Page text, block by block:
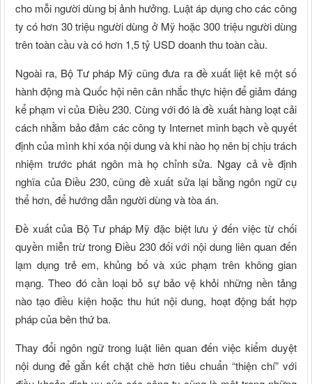
cho mỗi người dùng bị ảnh hưởng. Luật áp dụng cho các công
ty có hơn 30 triệu người dùng ở Mỹ hoặc 300 triệu người dùng
trên toàn cầu và có hơn 1,5 tỷ USD doanh thu toàn cầu.
Ngoài ra, Bộ Tư pháp Mỹ cũng đưa ra đề xuất liệt kê một số
hành động mà Quốc hội nên cân nhắc thực hiện để giảm đáng
kể phạm vi của Điều 230. Cùng với đó là đề xuất hàng loạt cải
cách nhằm bảo đảm các công ty Internet minh bạch về quyết
định của mình khi xóa nội dung và khi nào họ nên bị chịu trách
nhiệm trước phát ngôn mà họ chỉnh sửa. Ngay cả về định
nghĩa của Điều 230, cũng đề xuất sửa lại bằng ngôn ngữ cụ
thể hơn, để hướng dẫn người dùng và tòa án.
Đề xuất của Bộ Tư pháp Mỹ đặc biệt lưu ý đến việc từ chối
quyền miễn trừ trong Điều 230 đối với nội dung liên quan đến
lạm dụng trẻ em, khủng bố và xúc phạm trên không gian
mạng. Theo đó cần loại bỏ sự bảo vệ khỏi những nền tảng
nào tạo điều kiện hoặc thu hút nội dung, hoạt động bất hợp
pháp của bên thứ ba.
Thay đổi ngôn ngữ trong luật liên quan đến việc kiểm duyệt
nội dung để gắn kết chặt chẽ hơn tiêu chuẩn “thiện chí” với